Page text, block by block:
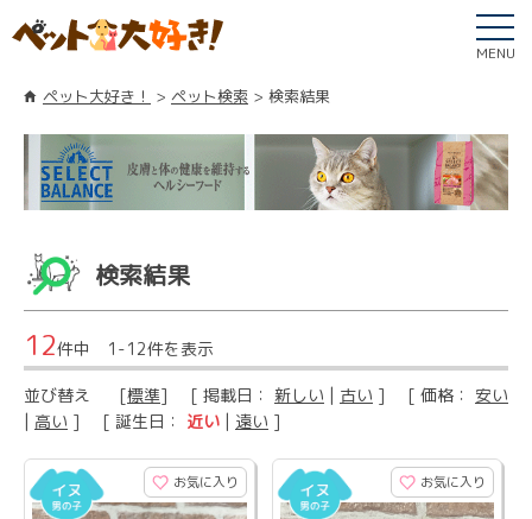
MENU
ペット大好き！ ペット検索 検索結果
検索結果
12件中 1-12件を表示
並び替え [標準] [ 掲載日： 新しい | 古い ] [ 価格： 安い
| 高い ] [ 誕生日： 近い | 遠い ]
お気に入り お気に入り